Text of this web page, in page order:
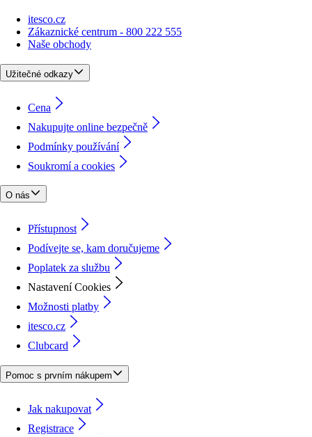
itesco.cz
Zákaznické centrum - 800 222 555
Naše obchody
Užitečné odkazy
Cena
Nakupujte online bezpečně
Podmínky používání
Soukromí a cookies
O nás
Přístupnost
Podívejte se, kam doručujeme
Poplatek za službu
Nastavení Cookies
Možnosti platby
itesco.cz
Clubcard
Pomoc s prvním nákupem
Jak nakupovat
Registrace